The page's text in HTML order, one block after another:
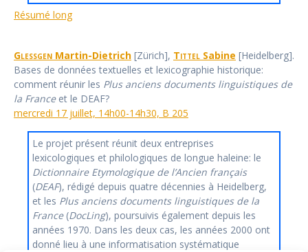
Résumé long
Glessgen Martin-Dietrich [Zürich], Tittel Sabine [Heidelberg].
Bases de données textuelles et lexicographie historique:
comment réunir les Plus anciens documents linguistiques de
la Franceet le DEAF?
mercredi 17 juillet, 14h00-14h30, B 205
Le projet présent réunit deux entreprises
lexicologiques et philologiques de longue haleine: le
Dictionnaire Etymologique de l’Ancien français
(DEAF), rédigé depuis quatre décennies à Heidelberg,
et les Plus anciens documents linguistiques de la
France(DocLing), poursuivis également depuis les
années 1970. Dans les deux cas, les années 2000 ont
donné lieu à une informatisation systématique